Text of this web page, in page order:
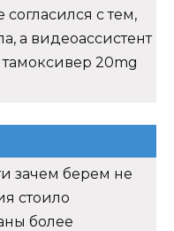
с тем,
а видеоассистент
тамоксивер 20mg
зачем берем не
стоило
более